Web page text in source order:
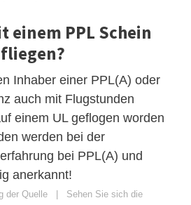
einem PPL Schein
Inhaber einer PPL(A) oder
auch mit Flugstunden
einem UL geflogen worden
werden bei der
bei PPL(A) und
anerkannt!
der Quelle | Sehen Sie sich die